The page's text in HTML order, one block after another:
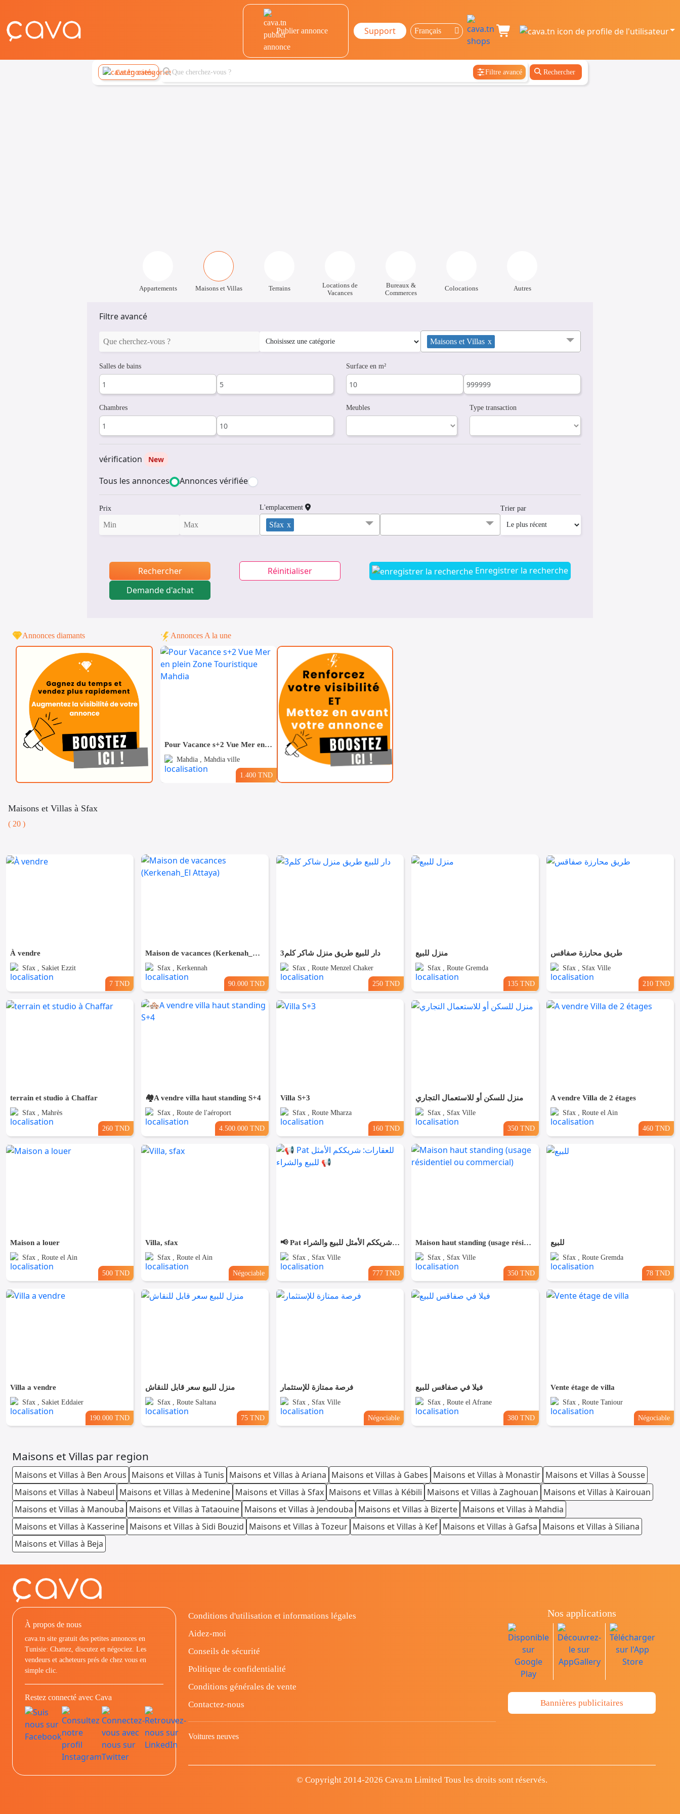
Publier annonce Support
Catégories Filtre avancé Rechercher
Appartements Maisons et Villas Terrains
Locations de
Vacances
Bureaux &
Commerces
Colocations Autres
Filtre avancé
Maisons et Villas x
Salles de bains Surface en m²
Chambres Meubles Type transaction
vérification New
Tous les annonces Annonces vérifiée
Prix L'emplacement
Sfax x
Trier par
Rechercher Réinitialiser
Enregistrer la recherche
Demande d'achat
Annonces diamants Annonces A la une
Pour Vacance s+2 Vue Mer en plein Zone Touristique Mahdia
Mahdia , Mahdia ville
1.400 TND
Maisons et Villas à Sfax
( 20 )
À vendre
Sfax , Sakiet Ezzit
7 TND
Maison de vacances (Kerkenah_El Attaya)
Sfax , Kerkennah
90.000 TND
دار للبيع طريق منزل شاكر كلم3
Sfax , Route Menzel Chaker
250 TND
منزل للبيع
Sfax , Route Gremda
135 TND
طريق محارزة صفاقس
Sfax , Sfax Ville
210 TND
terrain et studio à Chaffar
Sfax , Mahrès
260 TND
🏘️A vendre villa haut standing S+4
Sfax , Route de l'aéroport
4.500.000 TND
Villa S+3
Sfax , Route Mharza
160 TND
منزل للسكن أو للاستعمال التجاري
Sfax , Sfax Ville
350 TND
A vendre Villa de 2 étages
Sfax , Route el Ain
460 TND
Maison a louer
Sfax , Route el Ain
500 TND
Villa, sfax
Sfax , Route el Ain
Négociable
📢 Pat للعقارات: شريككم الأمثل للبيع والشراء 📢
Sfax , Sfax Ville
777 TND
Maison haut standing (usage résidentiel ou commercial)
Sfax , Sfax Ville
350 TND
للبيع
Sfax , Route Gremda
78 TND
Villa a vendre
Sfax , Sakiet Eddaier
190.000 TND
منزل للبيع سعر قابل للنقاش
Sfax , Route Saltana
75 TND
فرصة ممتازة للإستثمار
Sfax , Sfax Ville
Négociable
فيلا في صفاقس للبيع
Sfax , Route el Afrane
380 TND
Vente étage de villa
Sfax , Route Taniour
Négociable
Maisons et Villas par region
Maisons et Villas à Ben Arous Maisons et Villas à Tunis Maisons et Villas à Ariana Maisons et Villas à Gabes Maisons et Villas à Monastir Maisons et Villas à Sousse
Maisons et Villas à Nabeul Maisons et Villas à Medenine Maisons et Villas à Sfax Maisons et Villas à Kébili Maisons et Villas à Zaghouan Maisons et Villas à Kairouan
Maisons et Villas à Manouba Maisons et Villas à Tataouine Maisons et Villas à Jendouba Maisons et Villas à Bizerte Maisons et Villas à Mahdia
Maisons et Villas à Kasserine Maisons et Villas à Sidi Bouzid Maisons et Villas à Tozeur Maisons et Villas à Kef Maisons et Villas à Gafsa Maisons et Villas à Siliana
Maisons et Villas à Beja
À propos de nous
cava.tn site gratuit des petites annonces en
Tunisie: Chattez, discutez et négociez. Les
vendeurs et acheteurs prés de chez vous en
simple clic.
Restez connecté avec Cava
Conditions d'utilisation et informations légales
Aidez-moi
Conseils de sécurité
Politique de confidentialité
Conditions générales de vente
Contactez-nous
Voitures neuves
Nos applications
Bannières publicitaires
© Copyright 2014-2026 Cava.tn Limited Tous les droits sont réservés.